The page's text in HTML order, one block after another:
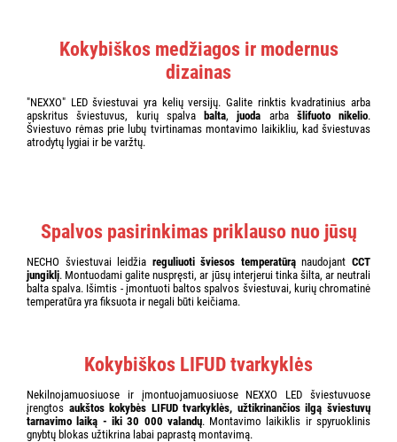
Kokybiškos medžiagos ir modernus
dizainas
"NEXXO" LED šviestuvai yra kelių versijų. Galite rinktis kvadratinius arba
apskritus šviestuvus, kurių spalva
balta,juoda arba šlifuoto nikelio.
Šviestuvo rėmas prie lubų tvirtinamas montavimo laikikliu, kad šviestuvas
atrodytų lygiai ir be varžtų.
Spalvos pasirinkimas priklauso nuo jūsų
NECHO šviestuvai leidžia reguliuoti šviesos temperatūrąnaudojantCCT
jungiklį. Montuodami galite nuspręsti, ar jūsų interjerui tinka šilta, ar neutrali
balta spalva. Išimtis - įmontuoti baltos spalvos šviestuvai, kurių chromatinė
temperatūra yra fiksuota ir negali būti keičiama.
Kokybiškos LIFUD tvarkyklės
Nekilnojamuosiuose ir įmontuojamuosiuose NEXXO LED šviestuvuose
įrengtos aukštos kokybės LIFUD tvarkyklės, užtikrinančios ilgą šviestuvų
tarnavimo laiką - iki 30 000 valandų. Montavimo laikiklis ir spyruoklinis
gnybtų blokas užtikrina labai paprastą montavimą.